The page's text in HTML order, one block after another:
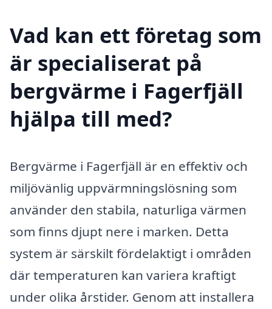
Vad kan ett företag som
är specialiserat på
bergvärme i Fagerfjäll
hjälpa till med?
Bergvärme i Fagerfjäll är en effektiv och
miljövänlig uppvärmningslösning som
använder den stabila, naturliga värmen
som finns djupt nere i marken. Detta
system är särskilt fördelaktigt i områden
där temperaturen kan variera kraftigt
under olika årstider. Genom att installera